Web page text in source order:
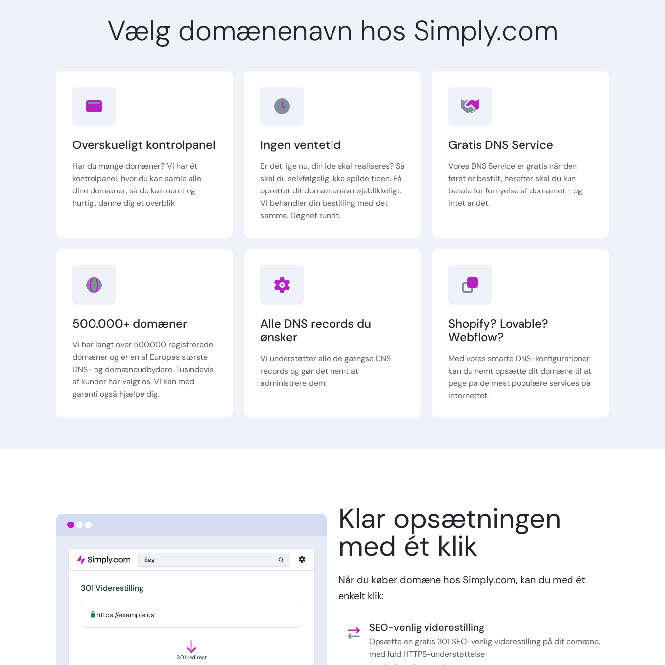
Vælg domænenavn hos Simply.com
Overskueligt kontrolpanel
Har du mange domæner? Vi har ét
kontrolpanel, hvor du kan samle alle
dine domæner, så du kan nemt og
hurtigt danne dig et overblik
Ingen ventetid
Er det lige nu, din ide skal realiseres? Så
skal du selvfølgelig ikke spilde tiden. Få
oprettet dit domænenavn øjeblikkeligt.
Vi behandler din bestilling med det
samme. Døgnet rundt.
Gratis DNS Service
Vores DNS Service er gratis når den
først er bestilt, herefter skal du kun
betale for fornyelse af domænet - og
intet andet.
500.000+ domæner
Vi har langt over 500.000 registrerede
domæner og er en af Europas største
DNS- og domæneudbydere. Tusindevis
af kunder har valgt os. Vi kan med
garanti også hjælpe dig.
Alle DNS records du
ønsker
Vi understøtter alle de gængse DNS
records og gør det nemt at
administrere dem.
Shopify? Lovable?
Webflow?
Med vores smarte DNS-konfigurationer
kan du nemt opsætte dit domæne til at
pege på de mest populære services på
internettet.
Søg
301 Viderestilling
https://example.us
301 redirect
Klar opsætningen
med ét klik
Når du køber domæne hos Simply.com, kan du med ét
enkelt klik:
SEO-venlig viderestilling
Opsætte en gratis 301 SEO-venlig viderestilling på dit domæne,
med fuld HTTPS-understøttelse